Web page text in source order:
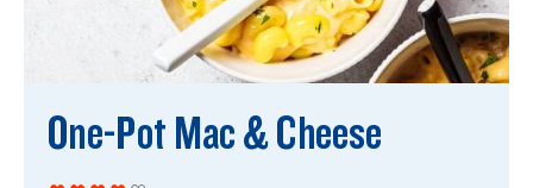
Bergbauern Produkte
Vegane Produkte
Rezepte
One-Pot Mac & Cheese